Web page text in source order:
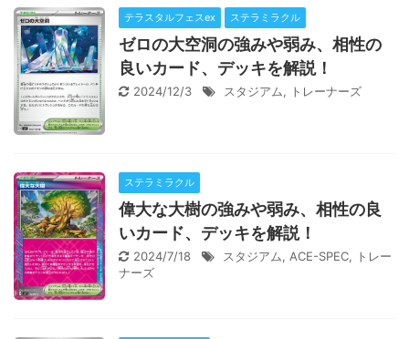
テラスタルフェスex ステラミラクル
ゼロの大空洞の強みや弱み、相性の
良いカード、デッキを解説！
2024/12/3 スタジアム, トレーナーズ
ステラミラクル
偉大な大樹の強みや弱み、相性の良
いカード、デッキを解説！
2024/7/18 スタジアム, ACE-SPEC, トレー
ナーズ